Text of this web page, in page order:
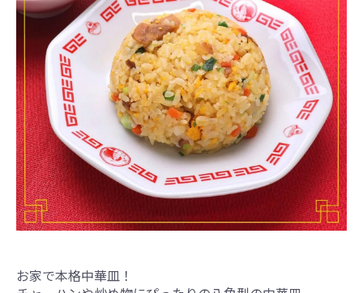
お家で本格中華皿！